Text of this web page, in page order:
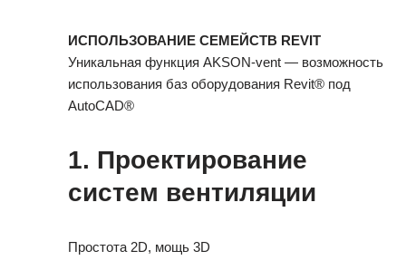
ИСПОЛЬЗОВАНИЕ СЕМЕЙСТВ REVIT
Уникальная функция AKSON-vent — возможность
использования баз оборудования Revit® под
AutoCAD®
1. Проектирование
систем вентиляции
Простота 2D, мощь 3D